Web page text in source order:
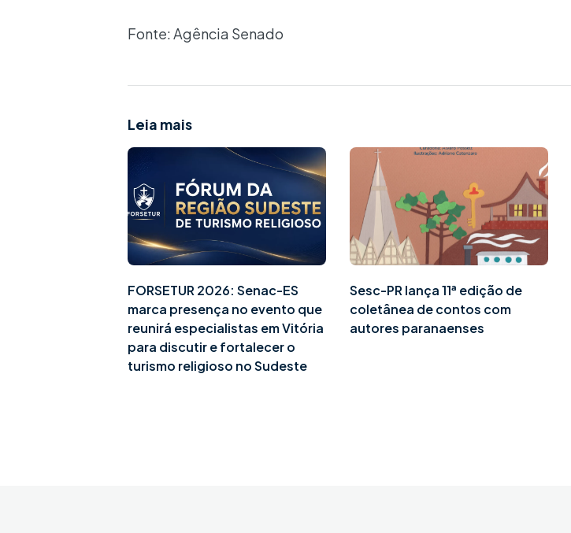
Fonte: Agência Senado
Leia mais
FORSETUR 2026: Senac-ES
marca presença no evento que
reunirá especialistas em Vitória
para discutir e fortalecer o
turismo religioso no Sudeste
Sesc-PR lança 11ª edição de
coletânea de contos com
autores paranaenses